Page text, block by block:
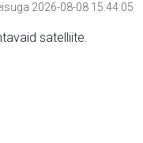
2026-08-08 15:44:05
satelliite.